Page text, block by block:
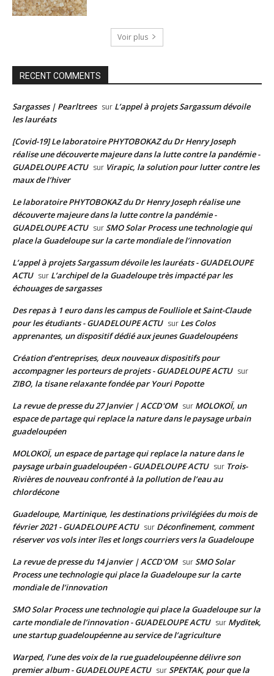
Voir plus
RECENT COMMENTS
Sargasses | Pearltrees sur L’appel à projets Sargassum dévoile
les lauréats
[Covid-19] Le laboratoire PHYTOBOKAZ du Dr Henry Joseph
réalise une découverte majeure dans la lutte contre la pandémie -
GUADELOUPE ACTU sur Virapic, la solution pour lutter contre les
maux de l’hiver
Le laboratoire PHYTOBOKAZ du Dr Henry Joseph réalise une
découverte majeure dans la lutte contre la pandémie -
GUADELOUPE ACTU surSMO Solar Process une technologie qui
place la Guadeloupe sur la carte mondiale de l’innovation
L’appel à projets Sargassum dévoile les lauréats - GUADELOUPE
ACTU sur L’archipel de la Guadeloupe très impacté par les
échouages de sargasses
Des repas à 1 euro dans les campus de Foulliole et Saint-Claude
pour les étudiants - GUADELOUPE ACTU sur Les Colos
apprenantes, un dispositif dédié aux jeunes Guadeloupéens
Création d’entreprises, deux nouveaux dispositifs pour
accompagner les porteurs de projets - GUADELOUPE ACTU sur
ZIBO, la tisane relaxante fondée par Youri Popotte
La revue de presse du 27 Janvier | ACCD'OM sur MOLOKOÏ, un
espace de partage qui replace la nature dans le paysage urbain
guadeloupéen
MOLOKOÏ, un espace de partage qui replace la nature dans le
paysage urbain guadeloupéen - GUADELOUPE ACTU sur Trois-
Rivières de nouveau confronté à la pollution de l’eau au
chlordécone
Guadeloupe, Martinique, les destinations privilégiées du mois de
février 2021 - GUADELOUPE ACTU sur Déconfinement, comment
réserver vos vols inter îles et longs courriers vers la Guadeloupe
La revue de presse du 14 janvier | ACCD'OM surSMO Solar
Process une technologie qui place la Guadeloupe sur la carte
mondiale de l’innovation
SMO Solar Process une technologie qui place la Guadeloupe sur la
carte mondiale de l’innovation - GUADELOUPE ACTU sur Myditek,
une startup guadeloupéenne au service de l’agriculture
Warped, l’une des voix de la rue guadeloupéenne délivre son
premier album - GUADELOUPE ACTU surSPEKTAK, pour que la